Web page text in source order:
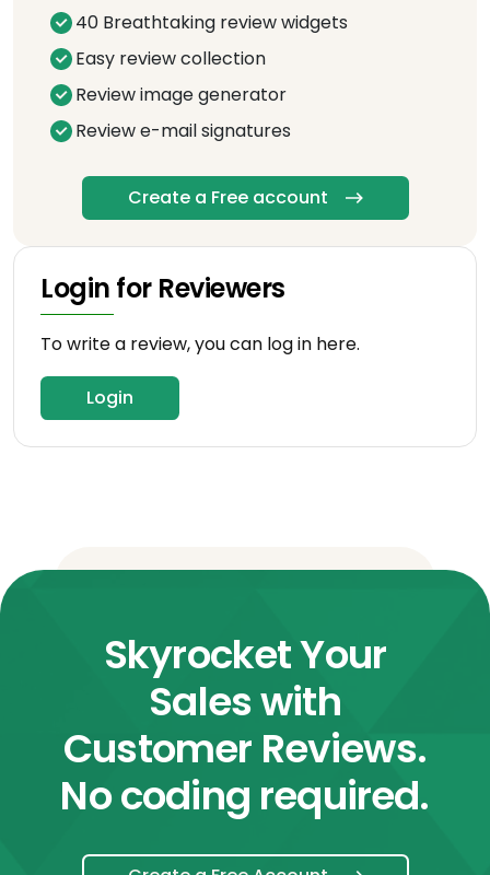
40 Breathtaking review widgets
Easy review collection
Review image generator
Review e-mail signatures
Create a Free account
Login for Reviewers
To write a review, you can log in here.
Login
Skyrocket Your
Sales with
Customer Reviews.
No coding required.